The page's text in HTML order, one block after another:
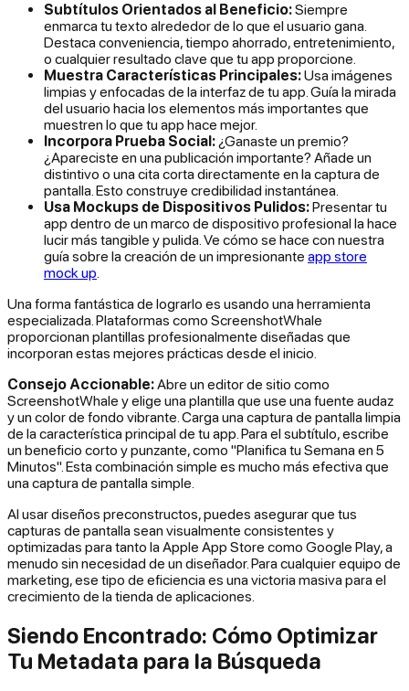
Subtítulos Orientados al Beneficio:Siempre
enmarca tu texto alrededor de lo que el usuario gana
Destaca conveniencia, tiempo ahorrado, entretenimiento,
o cualquier resultado clave que tu app proporcione.
Muestra Características Principales:Usa imágenes
limpias y enfocadas de la interfaz de tu app. Guía la mirada
del usuario hacia los elementos más importantes que
muestren lo que tu app hace mejor.
Incorpora Prueba Social: ¿Ganaste un premio?
¿Apareciste en una publicación importante? Añade un
distintivo o una cita corta directamente en la captura de
pantalla. Esto construye credibilidad instantánea.
Usa Mockups de Dispositivos Pulidos:Presentar tu
app dentro de un marco de dispositivo profesional la hace
lucir más tangible y pulida. Ve cómo se hace con nuestra
guía sobre la creación de un impresionante app store
mock up
Una forma fantástica de lograrlo es usando una herramienta
especializada. Plataformas como ScreenshotWhale
proporcionan plantillas profesionalmente diseñadas que
incorporan estas mejores prácticas desde el inicio.
Consejo Accionable:Abre un editor de sitio como
ScreenshotWhale y elige una plantilla que use una fuente audaz
y un color de fondo vibrante. Carga una captura de pantalla limpia
de la característica principal de tu app. Para el subtítulo, escribe
un beneficio corto y punzante, como "Planifica tu Semana en 5
Minutos". Esta combinación simple es mucho más efectiva que
una captura de pantalla simple.
Al usar diseños preconstructos, puedes asegurar que tus
capturas de pantalla sean visualmente consistentes y
optimizadas para tanto la Apple App Store como Google Play, a
menudo sin necesidad de un diseñador. Para cualquier equipo de
marketing, ese tipo de eficiencia es una victoria masiva para el
crecimiento de la tienda de aplicaciones.
Siendo Encontrado: Cómo Optimizar
Tu Metadata para la Búsqueda